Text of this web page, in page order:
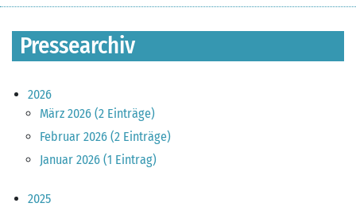
Pressearchiv
2026
März 2026 (2 Einträge)
Februar 2026 (2 Einträge)
Januar 2026 (1 Eintrag)
2025